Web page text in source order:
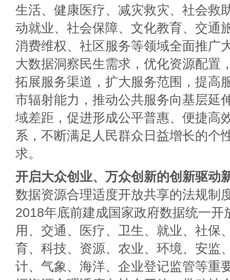
生活、健康医疗、减灾救灾、社会救
动就业、社会保障、文化教育、交通
消费维权、社区服务等领域全面推广
大数据洞察民生需求，优化资源配置
拓展服务渠道，扩大服务范围，提高
市辐射能力，推动公共服务向基层延
域差距，促进形成公平普惠、便捷高
系，不断满足人民群众日益增长的个
求。
开启大众创业、万众创新的创新驱动
数据资源合理适度开放共享的法规制
2018年底前建成国家政府数据统一开
用、交通、医疗、卫生、就业、社保
育、科技、资源、农业、环境、安监
计、气象、海洋、企业登记监管等重